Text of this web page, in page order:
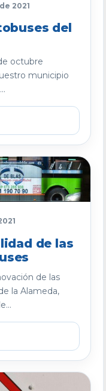
2021
del
octubre
municipio
de las
de las
la Alameda,